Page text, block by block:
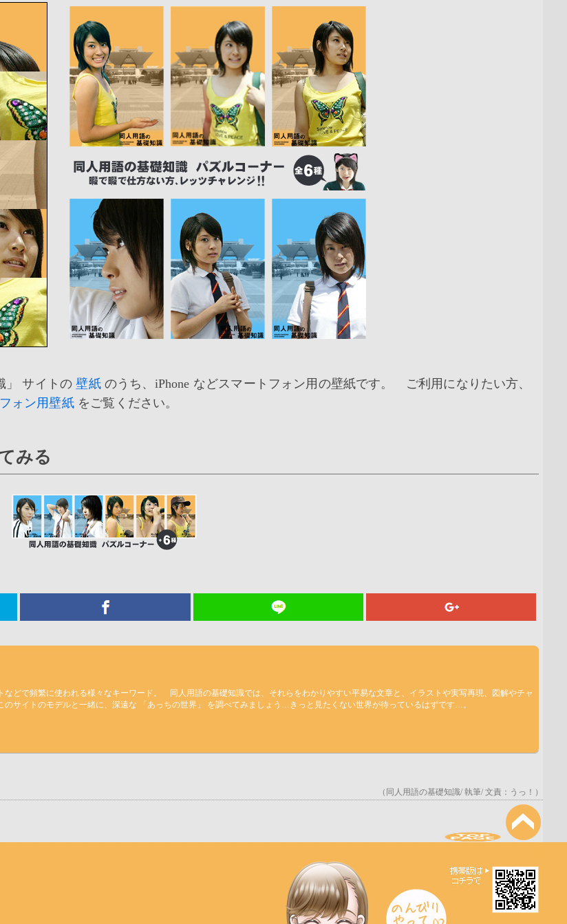
」 サイトの壁紙のうち、iPhone などスマートフォン用の壁紙です。 ご利用になりたい方、
ォン用壁紙をご覧ください。
みる
などで頻繁に使われる様々なキーワード。 同人用語の基礎知識では、それらをわかりやすい平易な文章と、イラストや実写再現、図解やチャ
サイトのモデルと一緒に、深遠な 「あっちの世界」 を調べてみましょう…きっと見たくない世界が待っているはずです…。
（同人用語の基礎知識/ 執筆/ 文責：うっ！）